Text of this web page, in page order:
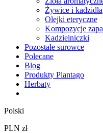
Żywice i kadzidła
Olejki eteryczne
Kompozycje
Kadzielniczki
Pozostałe surowce
Polecane
Blog
Produkty Plantago
Herbaty
Polski
PLN zł